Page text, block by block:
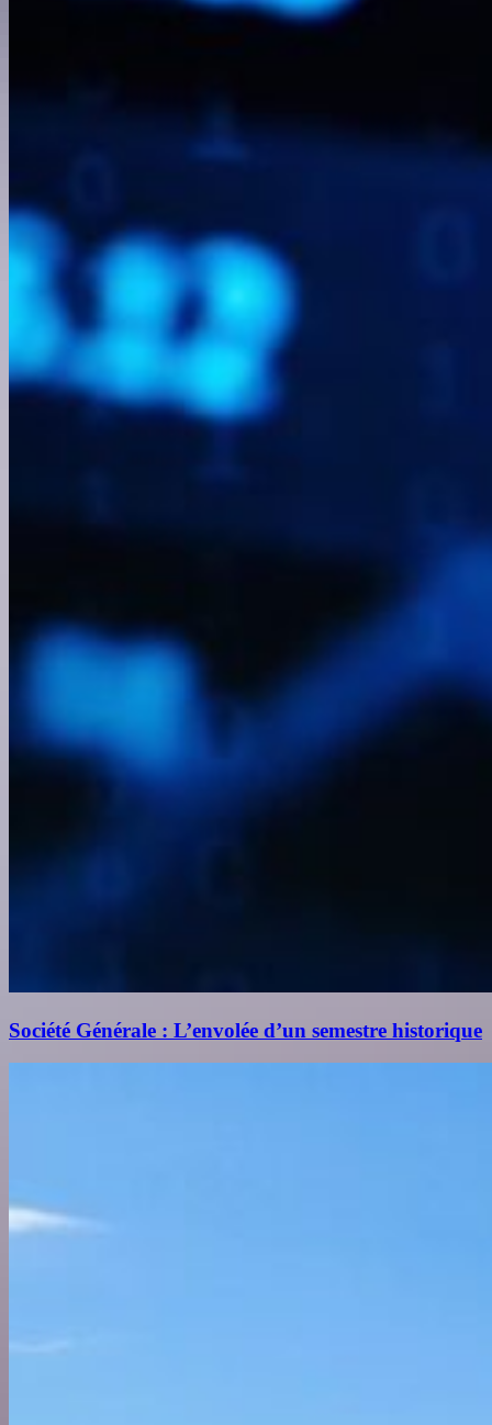
Société Générale : L’envolée d’un semestre historique